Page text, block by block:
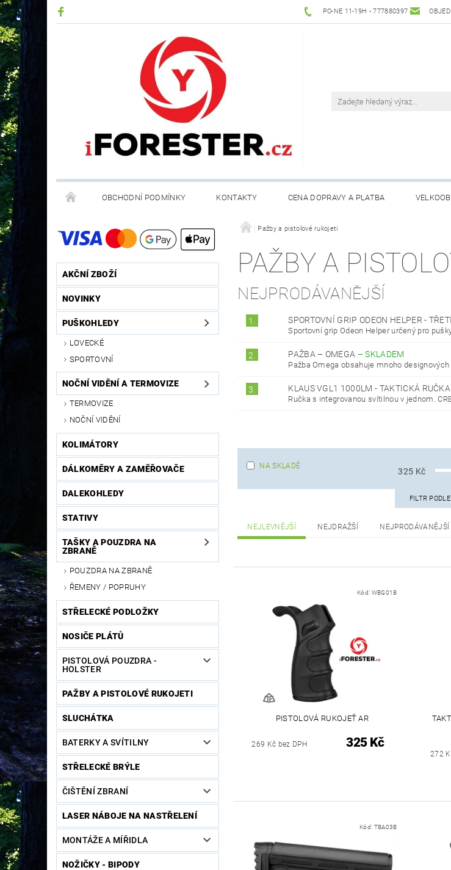
PO-NE 11-19H - 777880397
OBCHODNÍ PODMÍNKY KONTAKTY CENA DOPRAVY A PLATBA
RECYKLACE ELEKTROODPADU A BATERIÍ
AKČNÍ ZBOŽÍ
NOVINKY
PUŠKOHLEDY
LOVECKÉ
SPORTOVNÍ
NOČNÍ VIDĚNÍ A TERMOVIZE
TERMOVIZE
NOČNÍ VIDĚNÍ
KOLIMÁTORY
DÁLKOMĚRY A ZAMĚŘOVAČE
DALEKOHLEDY
STATIVY
TAŠKY A POUZDRA NA
ZBRANĚ
POUZDRA NA ZBRANĚ
ŘEMENY / POPRUHY
STŘELECKÉ PODLOŽKY
NOSIČE PLÁTŮ
PISTOLOVÁ POUZDRA -
HOLSTER
PAŽBY A PISTOLOVÉ RUKOJETI
SLUCHÁTKA
BATERKY A SVÍTILNY
STŘELECKÉ BRÝLE
ČIŠTĚNÍ ZBRANÍ
LASER NÁBOJE NA NASTŘELENÍ
MONTÁŽE A MÍŘIDLA
NOŽIČKY - BIPODY
Pažby a pistolové rukojeti
PAŽBY A
NEJPRODÁVANĚJŠÍ
1. SPORTOVNÍ GRIP ODEON HELPER -
Sportovní grip Odeon Helper určený pro
2. PAŽBA – OMEGA –SKLADEM
Pažba Omega obsahuje mnoho
3. KLAUS VGL1 1000LM - TAKTICKÁ
Ručka s integrovanou svítilnou v jednom.
NA SKLADĚ
325 Kč
FILTR
NEJLEVNĚJŠÍ NEJDRAŽŠÍ NEJPRODÁVANĚJŠÍ
Kód: WBG01B
PISTOLOVÁ RUKOJEŤ AR
269 Kč bez DPH 325 Kč
272
Kód: TBA03B